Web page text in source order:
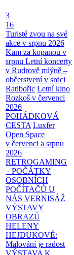
3
16
Turisté zvou na své
akce v srpnu 2026
Kam za kopanou v
srpnu Letní koncerty
v Rudrově mlýně –
občerstvení v srdci
Ratibořic Letní kino
Rozkoš v červenci
2026
POHÁDKOVÁ
CESTA Luxfer
Open Space
v červenci a srpnu
2026
RETROGAMING
– POČÁTKY
OSOBNÍCH
POČÍTAČŮ U
NÁS VERNISÁŽ
VÝSTAVY
OBRAZŮ
HELENY
HEJDUKOVÉ:
Malování je radost
VÝSTAVA K